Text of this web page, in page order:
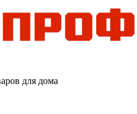
для дома